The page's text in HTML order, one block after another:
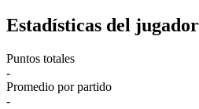
Estadísticas del
Puntos totales
-
Promedio por partido
-